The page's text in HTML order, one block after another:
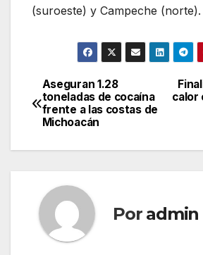
(suroeste) y Campeche (norte).
Navegación
de
entradas
calor
Aseguran 1.28
toneladas de cocaína
frente a las costas de
Michoacán
Por admin